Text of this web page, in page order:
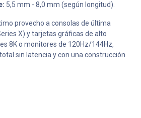
5,5 mm - 8,0 mm (según longitud).
provecho a consolas de última
X) y tarjetas gráficas de alto
8K o monitores de 120Hz/144Hz,
sin latencia y con una construcción